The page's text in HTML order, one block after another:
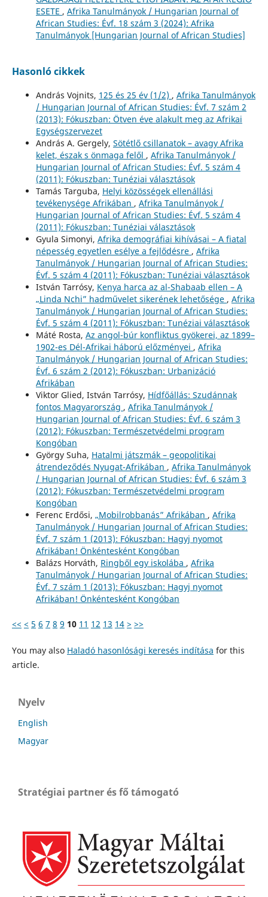
ESETE , Afrika Tanulmányok / Hungarian Journal of
African Studies: Évf. 18 szám 3 (2024): Afrika
Tanulmányok [Hungarian Journal of African Studies]
Hasonló cikkek
András Vojnits, 125 és 25 év (1/2) , Afrika Tanulmányok
/ Hungarian Journal of African Studies: Évf. 7 szám 2
(2013): Fókuszban: Ötven éve alakult meg az Afrikai
Egységszervezet
András A. Gergely, Sötétlő csillanatok – avagy Afrika
kelet, észak s önmaga felől , Afrika Tanulmányok /
Hungarian Journal of African Studies: Évf. 5 szám 4
(2011): Fókuszban: Tunéziai választások
Tamás Targuba, Helyi közösségek ellenállási
tevékenysége Afrikában , Afrika Tanulmányok /
Hungarian Journal of African Studies: Évf. 5 szám 4
(2011): Fókuszban: Tunéziai választások
Gyula Simonyi, Afrika demográfiai kihívásai – A fiatal
népesség egyetlen esélye a fejlődésre , Afrika
Tanulmányok / Hungarian Journal of African Studies:
Évf. 5 szám 4 (2011): Fókuszban: Tunéziai választások
István Tarrósy, Kenya harca az al-Shabaab ellen – A
„Linda Nchi” hadművelet sikerének lehetősége , Afrika
Tanulmányok / Hungarian Journal of African Studies:
Évf. 5 szám 4 (2011): Fókuszban: Tunéziai választások
Máté Rosta, Az angol-búr konfliktus gyökerei, az 1899–
1902-es Dél-Afrikai háború előzményei , Afrika
Tanulmányok / Hungarian Journal of African Studies:
Évf. 6 szám 2 (2012): Fókuszban: Urbanizáció
Afrikában
Viktor Glied, István Tarrósy, Hídfőállás: Szudánnak
fontos Magyarország , Afrika Tanulmányok /
Hungarian Journal of African Studies: Évf. 6 szám 3
(2012): Fókuszban: Természetvédelmi program
Kongóban
György Suha, Hatalmi játszmák – geopolitikai
átrendeződés Nyugat-Afrikában , Afrika Tanulmányok
/ Hungarian Journal of African Studies: Évf. 6 szám 3
(2012): Fókuszban: Természetvédelmi program
Kongóban
Ferenc Erdősi, „Mobilrobbanás” Afrikában , Afrika
Tanulmányok / Hungarian Journal of African Studies:
Évf. 7 szám 1 (2013): Fókuszban: Hagyj nyomot
Afrikában! Önkéntesként Kongóban
Balázs Horváth, Ringből egy iskolába , Afrika
Tanulmányok / Hungarian Journal of African Studies:
Évf. 7 szám 1 (2013): Fókuszban: Hagyj nyomot
Afrikában! Önkéntesként Kongóban
<< < 5 6 7 8 9 10 11 12 13 14 > >>
You may also Haladó hasonlósági keresés indítása for this
article.
Nyelv
English
Magyar
Stratégiai partner és fő támogató